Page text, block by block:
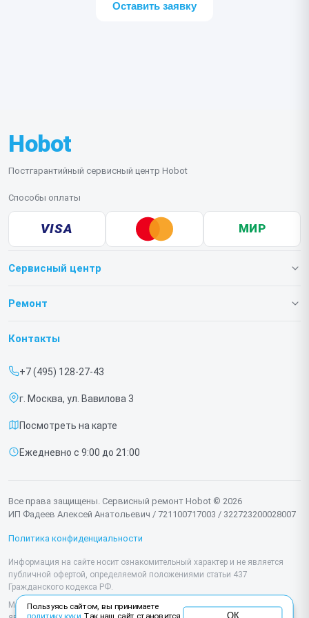
Оставить заявку
Hobot
Постгарантийный сервисный центр Hobot
Способы оплаты
VISA МИР
Сервисный центр
О нашем сервисе
Срочный ремонт
Доставка и способы оплаты
Диагностика
Контакты
Ремонт
Роботов-пылесосов
Контакты
+7 (495) 128-27-43
г. Москва, ул. Вавилова 3
Посмотреть на карте
Ежедневно с 9:00 до 21:00
Все права защищены. Сервисный ремонт Hobot © 2026
ИП Фадеев Алексей Анатольевич / 721100717003 / 322723200028007
Политика конфиденциальности
Информация на сайте носит ознакомительный характер и не является
публичной офертой, определяемой положениями статьи 437
Гражданского кодекса РФ.
Мы специализируемся на обслуживании и ремонте техники Hobot, но не
Пользуясь сайтом, вы принимаете
политику куки. Так наш сайт становится ОК